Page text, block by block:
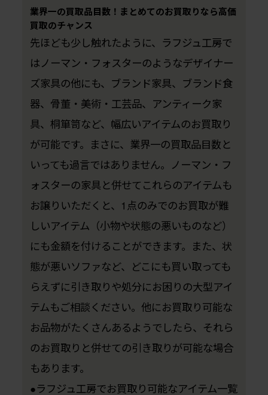
業界一の買取品目数！まとめてのお買取りなら高価
買取のチャンス
先ほども少し触れたように、ラフジュ工房で
はノーマン・フォスターのようなデザイナー
ズ家具の他にも、ブランド家具、ブランド食
器、骨董・美術・工芸品、アンティーク家
具、桐箪笥など、幅広いアイテムのお買取り
が可能です。まさに、業界一の買取品目数と
いっても過言ではありません。ノーマン・フ
ォスターの家具と併せてこれらのアイテムも
お譲りいただくと、1点のみでのお買取が難
しいアイテム（小物や状態の悪いものなど）
にも金額を付けることができます。また、状
態が悪いソファなど、どこにも買い取っても
らえずに引き取りや処分にお困りの大型アイ
テムもご相談ください。他にお買取り可能な
お品物がたくさんあるようでしたら、それら
のお買取りと併せての引き取りが可能な場合
もあります。
●ラフジュ工房でお買取り可能なアイテム一覧